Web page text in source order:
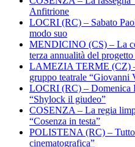
Anfitrione
LOCRI (RC) – Sabato
modo suo
MENDICINO (CS) – La
terza annualità del progetto
LAMEZIA TERME (CZ)
gruppo teatrale “Giovanni
LOCRI (RC) – Domenica
“Shylock il giudeo”
COSENZA – La regia
“Cosenza in testa”
POLISTENA (RC) –
cinematografica”